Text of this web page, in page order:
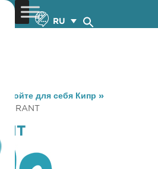
RU
для себя Кипр »